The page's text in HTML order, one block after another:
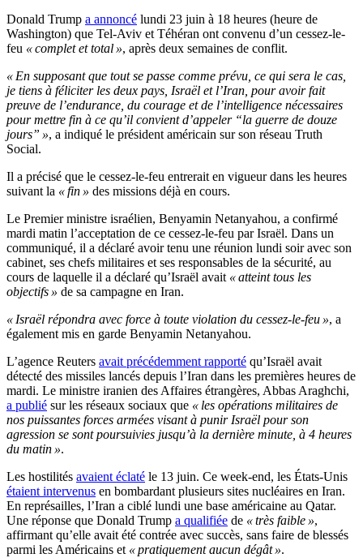
Donald Trump a annoncé lundi 23 juin à 18 heures (heure de
Washington) que Tel-Aviv et Téhéran ont convenu d’un cessez-le-
feu « complet et total », après deux semaines de conflit.
« En supposant que tout se passe comme prévu, ce qui sera le cas,
je tiens à féliciter les deux pays, Israël et l’Iran, pour avoir fait
preuve de l’endurance, du courage et de l’intelligence nécessaires
pour mettre fin à ce qu’il convient d’appeler “la guerre de douze
jours” », a indiqué le président américain sur son réseau Truth
Social.
Il a précisé que le cessez-le-feu entrerait en vigueur dans les heures
suivant la « fin » des missions déjà en cours.
Le Premier ministre israélien, Benyamin Netanyahou, a confirmé
mardi matin l’acceptation de ce cessez-le-feu par Israël. Dans un
communiqué, il a déclaré avoir tenu une réunion lundi soir avec son
cabinet, ses chefs militaires et ses responsables de la sécurité, au
cours de laquelle il a déclaré qu’Israël avait « atteint tous les
objectifs » de sa campagne en Iran.
« Israël répondra avec force à toute violation du cessez-le-feu », a
également mis en garde Benyamin Netanyahou.
L’agence Reuters avait précédemment rapporté qu’Israël avait
détecté des missiles lancés depuis l’Iran dans les premières heures de
mardi. Le ministre iranien des Affaires étrangères, Abbas Araghchi,
a publié sur les réseaux sociaux que « les opérations militaires de
nos puissantes forces armées visant à punir Israël pour son
agression se sont poursuivies jusqu’à la dernière minute, à 4 heures
du matin ».
Les hostilités avaient éclaté le 13 juin. Ce week-end, les États-Unis
étaient intervenus en bombardant plusieurs sites nucléaires en Iran.
En représailles, l’Iran a ciblé lundi une base américaine au Qatar.
Une réponse que Donald Trump a qualifiée de « très faible »,
affirmant qu’elle avait été contrée avec succès, sans faire de blessés
parmi les Américains et « pratiquement aucun dégât ».